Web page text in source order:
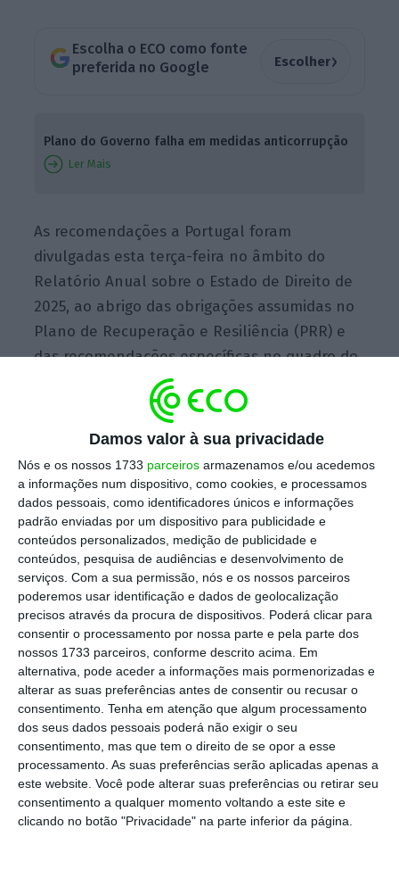
Damos valor à sua privacidade
Nós e os nossos 1733 parceiros armazenamos e/ou acedemos
a informações num dispositivo, como cookies, e processamos
dados pessoais, como identificadores únicos e informações
padrão enviadas por um dispositivo para publicidade e
conteúdos personalizados, medição de publicidade e
conteúdos, pesquisa de audiências e desenvolvimento de
serviços. Com a sua permissão, nós e os nossos parceiros
poderemos usar identificação e dados de geolocalização
precisos através da procura de dispositivos. Poderá clicar para
consentir o processamento por nossa parte e pela parte dos
nossos 1733 parceiros, conforme descrito acima. Em
alternativa, pode aceder a informações mais pormenorizadas e
alterar as suas preferências antes de consentir ou recusar o
consentimento. Tenha em atenção que algum processamento
dos seus dados pessoais poderá não exigir o seu
consentimento, mas que tem o direito de se opor a esse
processamento. As suas preferências serão aplicadas apenas a
este website. Você pode alterar suas preferências ou retirar seu
consentimento a qualquer momento voltando a este site e
clicando no botão "Privacidade" na parte inferior da página.
Escolha o ECO como fonte
preferida no Google
Escolher›
Plano do Governo falha em medidas anticorrupção
Ler Mais
As recomendações a Portugal foram
divulgadas esta terça-feira no âmbito do
Relatório Anual sobre o Estado de Direito de
2025, ao abrigo das obrigações assumidas no
Plano de Recuperação e Resiliência (PRR) e
das recomendações específicas no quadro do
Semestre Europeu.
Entre as orientações dirigidas a Lisboa, o
executivo comunitário destaca a necessidade
de avançar com medidas que assegurem a
adequação da legislação processual penal,
permitindo uma gestão mais eficaz de
processos criminais complexos e intensificar
os esforços para melhorar a eficácia do
sistema judicial, em especial dos tribunais
administrativos e fiscais.
A Comissão defende ainda aadoção de regras
claras para a regulamentação dolobbying
incluindo a criação de um registo público
abrangente de lobistas, e a conclusão das
reformas para reforçar a transparência no
processo legislativo, nomeadamente pela